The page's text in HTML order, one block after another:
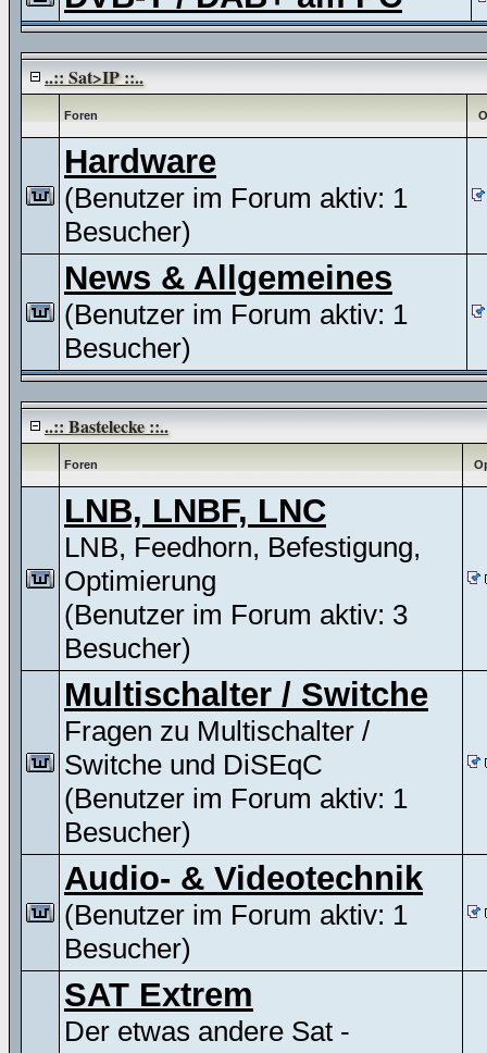
..:: Sat>IP ::..
Foren
Hardware
(Benutzer im Forum aktiv: 1
Besucher)
News & Allgemeines
(Benutzer im Forum aktiv: 1
Besucher)
..:: Bastelecke ::..
Foren
LNB, LNBF, LNC
LNB, Feedhorn, Befestigung,
Optimierung
(Benutzer im Forum aktiv: 3
Besucher)
Multischalter / Switche
Fragen zu Multischalter /
Switche und DiSEqC
(Benutzer im Forum aktiv: 1
Besucher)
Audio- & Videotechnik
(Benutzer im Forum aktiv: 1
Besucher)
SAT Extrem
Der etwas andere Sat -